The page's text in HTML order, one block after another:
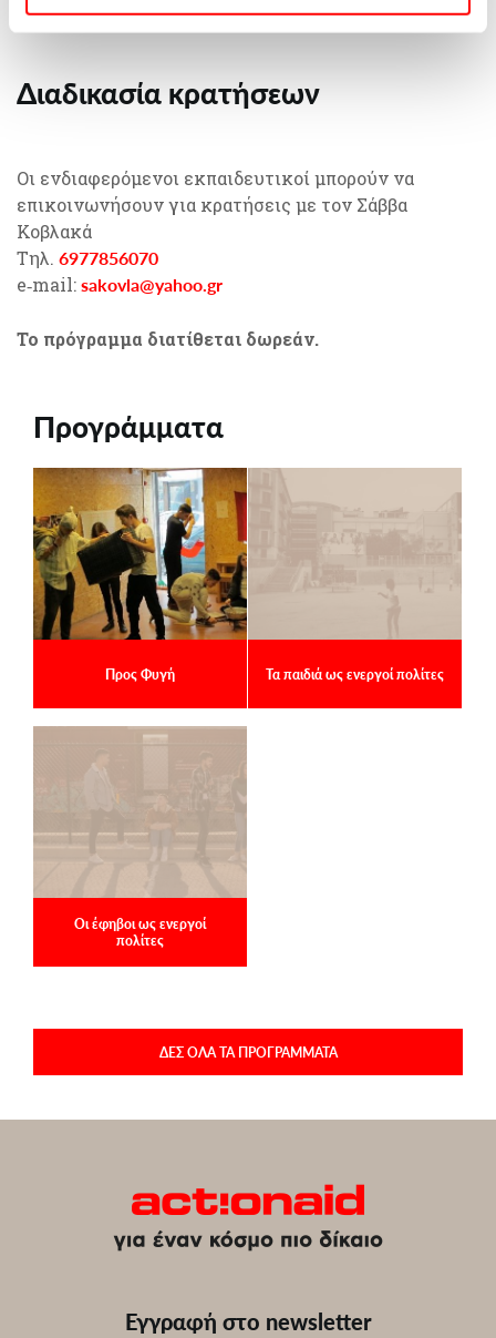
Διαδικασία κρατήσεων
Οι ενδιαφερόμενοι εκπαιδευτικοί μπορούν να
επικοινωνήσουν για κρατήσεις με τον Σάββα
Κοβλακά
Τηλ. 6977856070
e‐mail:sakovla@yahoo.gr
Το πρόγραμμα διατίθεται δωρεάν.
Προγράμματα
Προς Φυγή Τα παιδιά ως ενεργοί πολίτες
Οι έφηβοι ως ενεργοί
πολίτες
ΔΕΣ ΟΛΑ ΤΑ ΠΡΟΓΡΑΜΜΑΤΑ
Εγγραφή στο newsletter